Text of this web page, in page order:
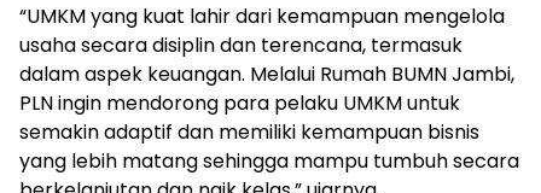
“UMKM yang kuat lahir dari kemampuan mengelola
usaha secara disiplin dan terencana, termasuk
dalam aspek keuangan. Melalui Rumah BUMN Jambi,
PLN ingin mendorong para pelaku UMKM untuk
semakin adaptif dan memiliki kemampuan bisnis
yang lebih matang sehingga mampu tumbuh secara